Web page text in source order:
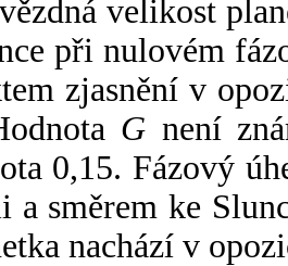
velikost
při nulovém
zjasnění v
G není
0,15. Fázový
a směrem ke
nachází v